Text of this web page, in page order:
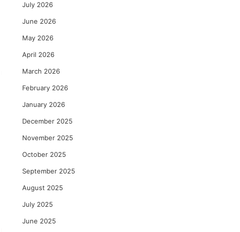
July 2026
June 2026
May 2026
April 2026
March 2026
February 2026
January 2026
December 2025
November 2025
October 2025
September 2025
August 2025
July 2025
June 2025